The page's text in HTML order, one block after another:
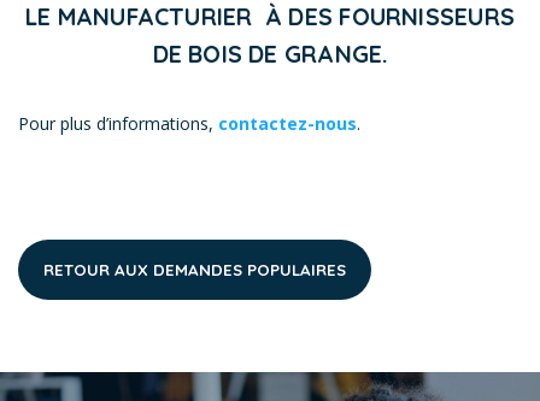
LE MANUFACTURIER À DES FOURNISSEURS
DE BOIS DE GRANGE.
Pour plus d’informations, contactez-nous.
RETOUR AUX DEMANDES POPULAIRES